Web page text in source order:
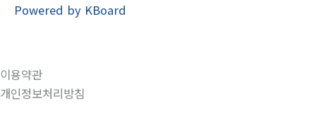
Powered by KBoard
이용약관
개인정보처리방침